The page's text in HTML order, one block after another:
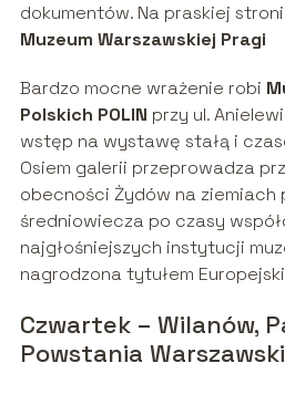
dokumentów. Na praskiej
Muzeum Warszawskiej Pragi
Bardzo mocne wrażenie robi
Polskich POLIN przy ul.
wstęp na wystawę stałą i
Osiem galerii przeprowadza
obecności Żydów na ziemiach
średniowiecza po czasy
najgłośniejszych instytucji
nagrodzona tytułem
Czwartek – Wilanów,
Powstania